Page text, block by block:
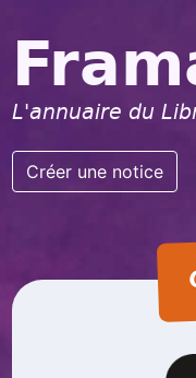
L'annuaire du
Créer une notice